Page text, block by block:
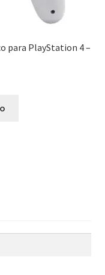
para PlayStation 4 –